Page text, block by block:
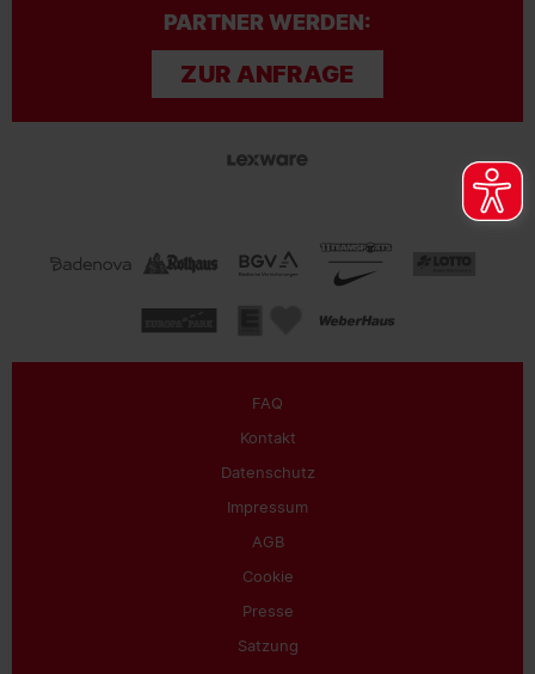
PARTNER WERDEN:
ZUR ANFRAGE
FAQ
Kontakt
Datenschutz
Impressum
AGB
Cookie
Presse
Satzung